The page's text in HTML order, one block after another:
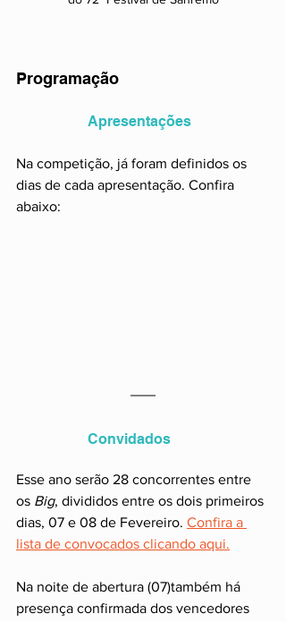
Programação
Apresentações
Na competição, já foram definidos os
dias de cada apresentação. Confira
abaixo:
Convidados
Esse ano serão 28 concorrentes entre
os Big, divididos entre os dois primeiros
dias, 07 e 08 de Fevereiro. Confira a
lista de convocados clicando aqui.
Na noite de abertura (07)também há
presença confirmada dos vencedores